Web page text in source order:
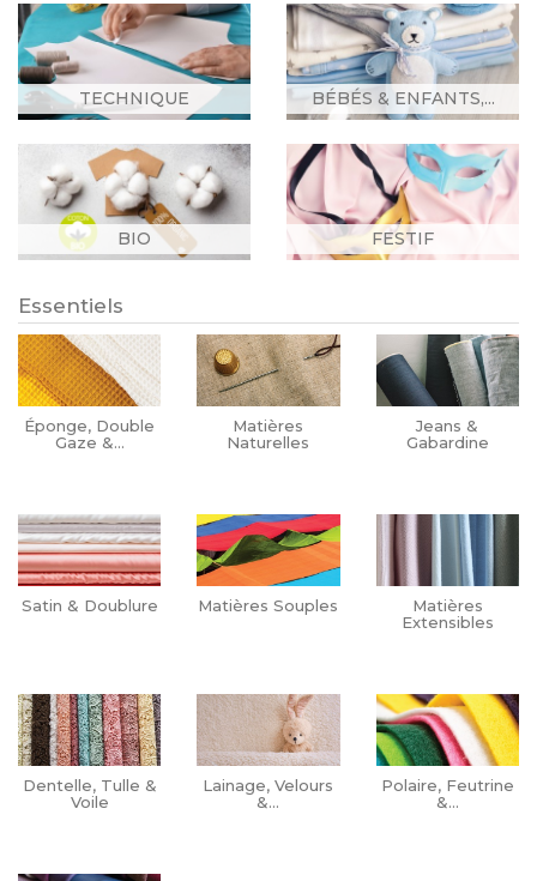
TECHNIQUE BÉBÉS & ENFANTS,...
BIO FESTIF
Essentiels
Éponge, Double
Gaze &...
Matières
Naturelles
Jeans &
Gabardine
Satin & Doublure Matières Souples
Matières
Extensibles
Dentelle, Tulle &
Voile
Lainage, Velours
&...
Polaire, Feutrine
&...